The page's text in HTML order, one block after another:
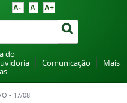
A- A A+
do
Comunicação
Mais
- 17/08